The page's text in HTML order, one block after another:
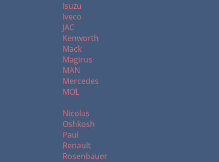
Isuzu
Iveco
JAC
Kenworth
Mack
Magirus
MAN
Mercedes
MOL
Nicolas
Oshkosh
Paul
Renault
Rosenbauer